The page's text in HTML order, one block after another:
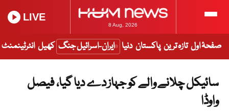
8 Aug, 2026
LIVE
صفحۂ اول تازہ ترین پاکستان دنیا ایران-اسرائیل جنگ کھیل انٹرٹینمنٹ
سائیکل چلانے والے کو جہاز دے دیا گیا، فیصل
واوڈا